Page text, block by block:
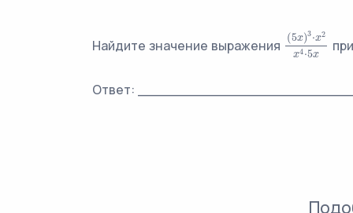
Найдите значение выражения (5x)3⋅x2
x4⋅5x
(5x)3⋅x2 x4⋅
Ответ: